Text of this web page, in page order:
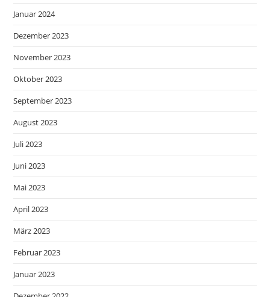
Januar 2024
Dezember 2023
November 2023
Oktober 2023
September 2023
August 2023
Juli 2023
Juni 2023
Mai 2023
April 2023
März 2023
Februar 2023
Januar 2023